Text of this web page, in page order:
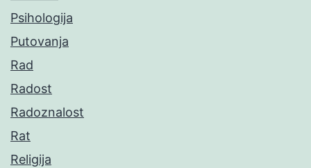
Psihologija
Putovanja
Rad
Radost
Radoznalost
Rat
Religija